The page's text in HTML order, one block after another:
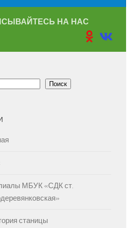
НА НАС
Поиск
МБУК «СДК ст.
станицы